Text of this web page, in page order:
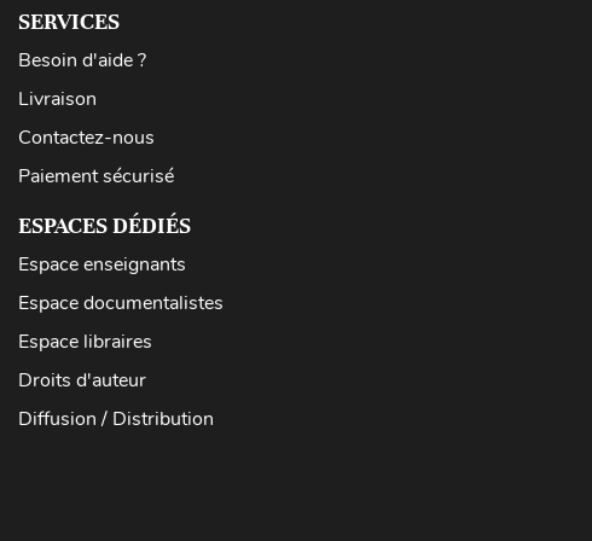
SERVICES
Besoin d'aide ?
Livraison
Contactez-nous
Paiement sécurisé
ESPACES DÉDIÉS
Espace enseignants
Espace documentalistes
Espace libraires
Droits d'auteur
Diffusion / Distribution